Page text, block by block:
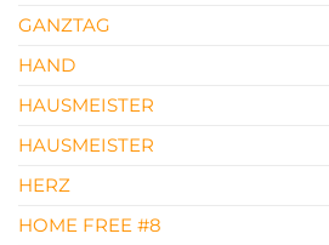
GANZTAG
HAND
HAUSMEISTER
HAUSMEISTER
HERZ
HOME FREE #8